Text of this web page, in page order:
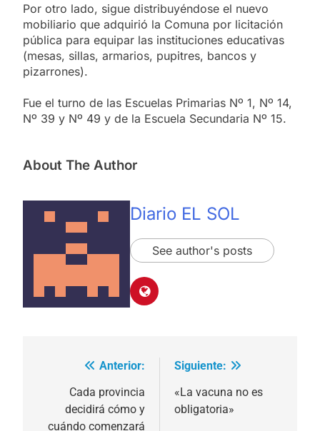
Por otro lado, sigue distribuyéndose el nuevo
mobiliario que adquirió la Comuna por licitación
pública para equipar las instituciones educativas
(mesas, sillas, armarios, pupitres, bancos y
pizarrones).
Fue el turno de las Escuelas Primarias Nº 1, Nº 14,
Nº 39 y Nº 49 y de la Escuela Secundaria Nº 15.
About The Author
Diario EL SOL
See author's posts
Navegación
entradas
Anterior:
Cada provincia
decidirá cómo y
cuándo comenzará
Siguiente:
«La vacuna no es
obligatoria»